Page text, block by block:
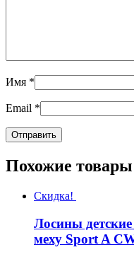
Имя *
Email *
Похожие товары
Скидка!
Лосины
меху Sport A